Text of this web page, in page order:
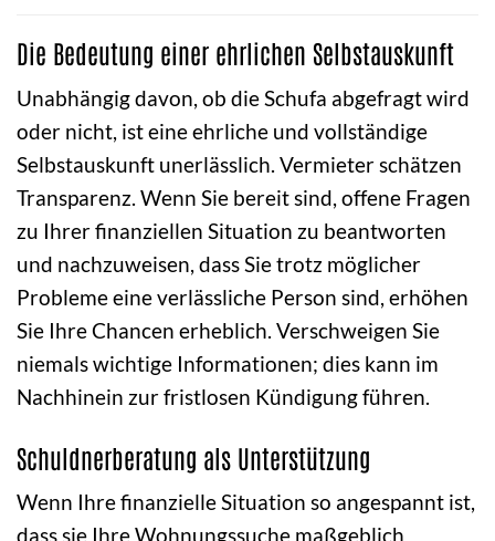
Die Bedeutung einer ehrlichen Selbstauskunft
Unabhängig davon, ob die Schufa abgefragt wird
oder nicht, ist eine ehrliche und vollständige
Selbstauskunft unerlässlich. Vermieter schätzen
Transparenz. Wenn Sie bereit sind, offene Fragen
zu Ihrer finanziellen Situation zu beantworten
und nachzuweisen, dass Sie trotz möglicher
Probleme eine verlässliche Person sind, erhöhen
Sie Ihre Chancen erheblich. Verschweigen Sie
niemals wichtige Informationen; dies kann im
Nachhinein zur fristlosen Kündigung führen.
Schuldnerberatung als Unterstützung
Wenn Ihre finanzielle Situation so angespannt ist,
dass sie Ihre Wohnungssuche maßgeblich